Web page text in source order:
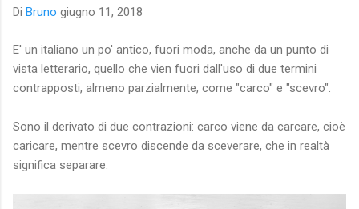
Di Bruno giugno 11, 2018
E' un italiano un po' antico, fuori moda, anche da un punto di
vista letterario, quello che vien fuori dall'uso di due termini
contrapposti, almeno parzialmente, come "carco" e "scevro".
Sono il derivato di due contrazioni: carco viene da carcare, cioè
caricare, mentre scevro discende da sceverare, che in realtà
significa separare.